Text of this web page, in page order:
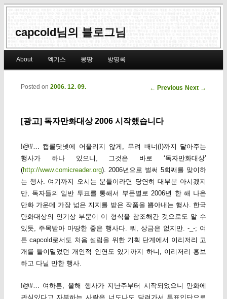
capcold님의 블로그님
Skip to primary content
Skip to secondary content
About 엑기스 몽땅 방명록
Post navigation
← Previous Next →
[광고] 독자만화대상 2006 시작했습니다
Posted on 2006. 12. 09.
!@#… 캡콜닷넷에 어울리지 않게, 무려 배너(!)까지 달아주는
행사가 하나 있으니, 그것은 바로 ‘독자만화대상’
(http://www.comicreader.org). 2006년으로 벌써 5회째를 맞이하
는 행사. 여기까지 오시는 분들이라면 당연히 대부분 아시겠지
만, 독자들의 일반 투표를 통해서 부문별로 2006년 한 해 나온
만화 가운데 가장 넓은 지지를 받은 작품을 뽑아내는 행사. 한국
만화대상의 인기상 부문이 이 형식을 참조해간 것으로도 알 수
있듯, 주목받아 마땅한 좋은 행사다. 뭐, 상금은 없지만. -_-; 여
튼 capcold로서도 처음 설립을 위한 기획 단계에서 이리저리 고
개를 들이밀었던 개인적 인연도 있기까지 하니, 이리저리 홍보
하고 다닐 만한 행사.
!@#… 여하튼, 올해 행사가 지난주부터 시작되었으니 만화에
관심있다고 자부하는 사람은 너도나도 달려가서 투표인단으로